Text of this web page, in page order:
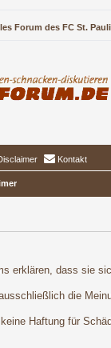
Forum des FC St.
Kontakt
erklären, dass sie
die
Haftung für